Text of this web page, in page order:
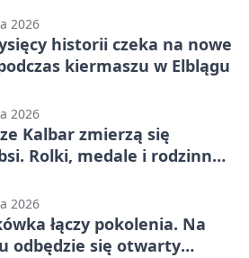
2026
historii czeka na nowe
kiermaszu w Elblągu
2026
Kalbar zmierzą się
Rolki, medale i rodzinna
2026
łączy pokolenia. Na
odbędzie się otwarty